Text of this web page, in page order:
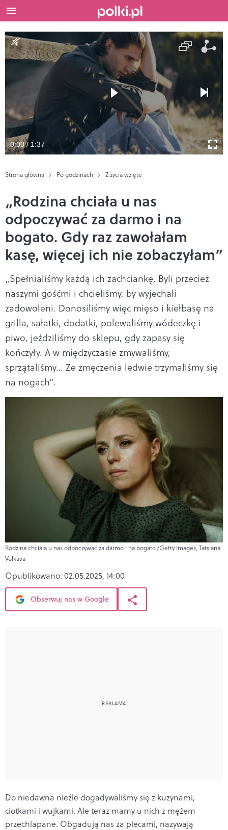
0:00 / 1:37
Strona główna Po godzinach Z życia wzięte
„Rodzina chciała u nas
odpoczywać za darmo i na
bogato. Gdy raz zawołałam
kasę, więcej ich nie zobaczyłam”
„Spełnialiśmy każdą ich zachciankę. Byli przecież
naszymi gośćmi i chcieliśmy, by wyjechali
zadowoleni. Donosiliśmy więc mięso i kiełbasę na
grilla, sałatki, dodatki, polewaliśmy wódeczkę i
piwo, jeździliśmy do sklepu, gdy zapasy się
kończyły. A w międzyczasie zmywaliśmy,
sprzątaliśmy… Ze zmęczenia ledwie trzymaliśmy się
na nogach”.
Rodzina chciała u nas odpoczywać za darmo i na bogato /Getty Images, Tatsiana
Volkava
Opublikowano: 02.05.2025, 14:00
Obserwuj nas w Google
Do niedawna nieźle dogadywaliśmy się z kuzynami,
ciotkami i wujkami. Ale teraz mamy u nich z mężem
przechlapane. Obgadują nas za plecami, nazywają